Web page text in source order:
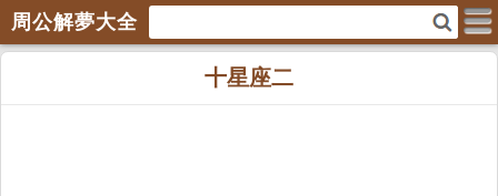
周公解夢大全
十星座二